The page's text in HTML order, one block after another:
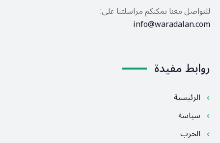
للتواصل معنا يمكنكم مراسلتنا على:
info@waradalan.com
روابط مفيدة
الرئيسية
سياسة
الحرب